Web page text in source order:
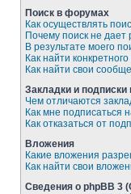
Поиск в форумах
Как осуществлять
Почему поиск не дает
В результате моего
Как найти
Как найти свои
Закладки и
Чем отличаются
Как мне подписаться
Как отказаться от
Вложения
Какие вложения
Как найти свои
Сведения о phpBB 3